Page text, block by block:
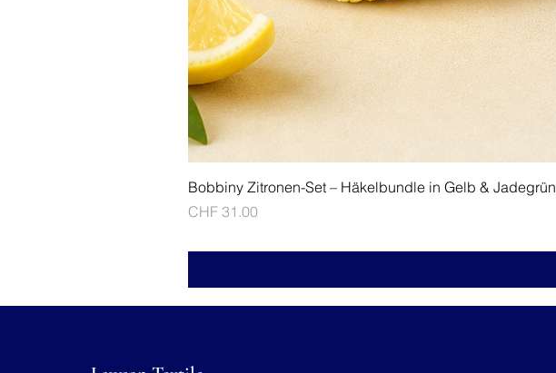
Bobbiny Zitronen-Set – Häkelbundle in Gelb & Jadegrün
Price
CHF 31.00